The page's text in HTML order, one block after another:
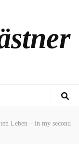
Leben – in my second